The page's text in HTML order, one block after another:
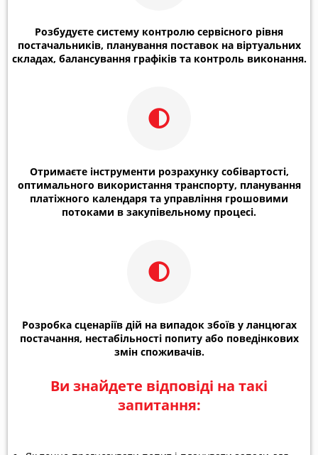
Розбудуєте систему контролю сервісного рівня
постачальників, планування поставок на віртуальних
складах, балансування графіків та контроль виконання.
Отримаєте інструменти розрахунку собівартості,
оптимального використання транспорту, планування
платіжного календаря та управління грошовими
потоками в закупівельному процесі.
Розробка сценаріїв дій на випадок збоїв у ланцюгах
постачання, нестабільності попиту або поведінкових
змін споживачів.
Ви знайдете відповіді на такі
запитання: